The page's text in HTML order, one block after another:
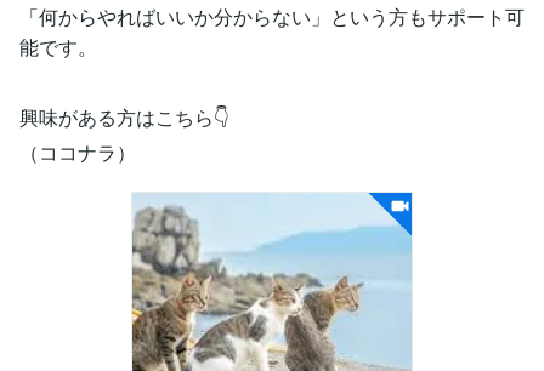
「何からやればいいか分からない」という方もサポート可
能です。
興味がある方はこちら👇
（ココナラ）